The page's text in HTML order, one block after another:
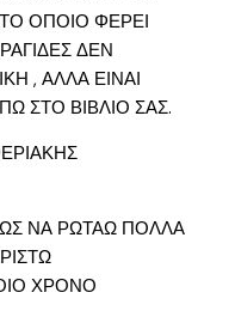
ΟΠΟΙΟ ΦΕΡΕΙ
ΔΕΝ
, ΑΛΛΑ ΕΙΝΑΙ
ΣΤΟ ΒΙΒΛΙΟ ΣΑΣ.
ΝΑ ΡΩΤΑΩ ΠΟΛΛΑ
ΧΡΟΝΟ